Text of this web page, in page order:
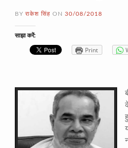
BY राकेश सिंह ON 30/08/2018
साझा करें:
Print